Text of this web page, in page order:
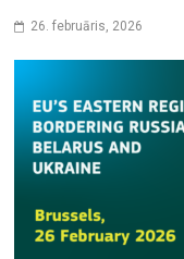
26. februāris, 2026